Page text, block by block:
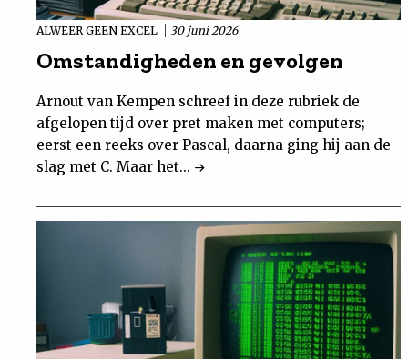
ALWEER GEEN EXCEL 30 juni 2026
Omstandigheden en gevolgen
Arnout van Kempen schreef in deze rubriek de
afgelopen tijd over pret maken met computers;
eerst een reeks over Pascal, daarna ging hij aan de
slag met C. Maar het...